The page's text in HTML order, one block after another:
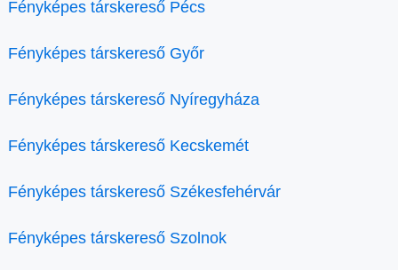
Fényképes társkereső Pécs
Fényképes társkereső Győr
Fényképes társkereső Nyíregyháza
Fényképes társkereső Kecskemét
Fényképes társkereső Székesfehérvár
Fényképes társkereső Szolnok